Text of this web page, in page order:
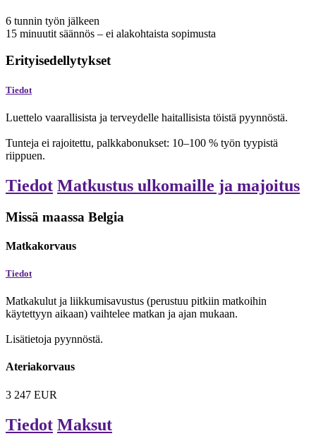
6 tunnin työn jälkeen
15 minuutit säännös – ei alakohtaista sopimusta
Erityisedellytykset
Tiedot
Luettelo vaarallisista ja terveydelle haitallisista töistä pyynnöstä.
Tunteja ei rajoitettu, palkkabonukset: 10–100 % työn tyypistä
riippuen.
Tiedot Matkustus ulkomaille ja majoitus
Missä maassa Belgia
Matkakorvaus
Tiedot
Matkakulut ja liikkumisavustus (perustuu pitkiin matkoihin
käytettyyn aikaan) vaihtelee matkan ja ajan mukaan.
Lisätietoja pyynnöstä.
Ateriakorvaus
3 247 EUR
Tiedot Maksut